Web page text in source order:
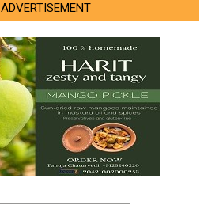
ADVERTISEMENT